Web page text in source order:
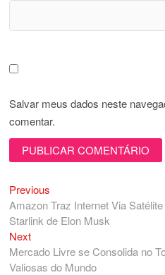
Salvar meus dados neste
comentar.
Navegação
de
Post
Previous
post:
Amazon Traz Internet Via
Starlink de Elon Musk
NextNext
post:
Mercado Livre se Consolida no
Valiosas do Mundo